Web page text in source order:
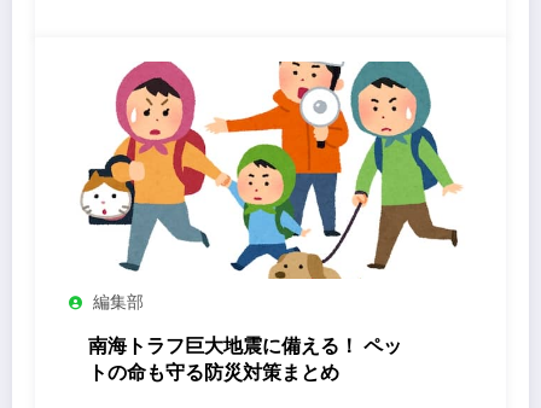
編集部
南海トラフ巨大地震に備える！ ペッ
トの命も守る防災対策まとめ